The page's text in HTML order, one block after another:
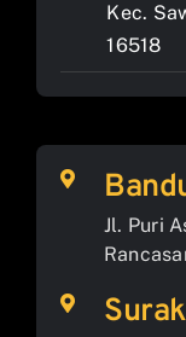
Kec.
16518
Jl. Puri